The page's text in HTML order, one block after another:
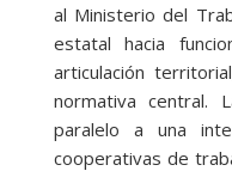
al Ministerio del
estatal hacia
articulación
normativa central.
paralelo a una
cooperativas de